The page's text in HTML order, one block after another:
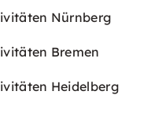
Nürnberg
Bremen
Heidelberg